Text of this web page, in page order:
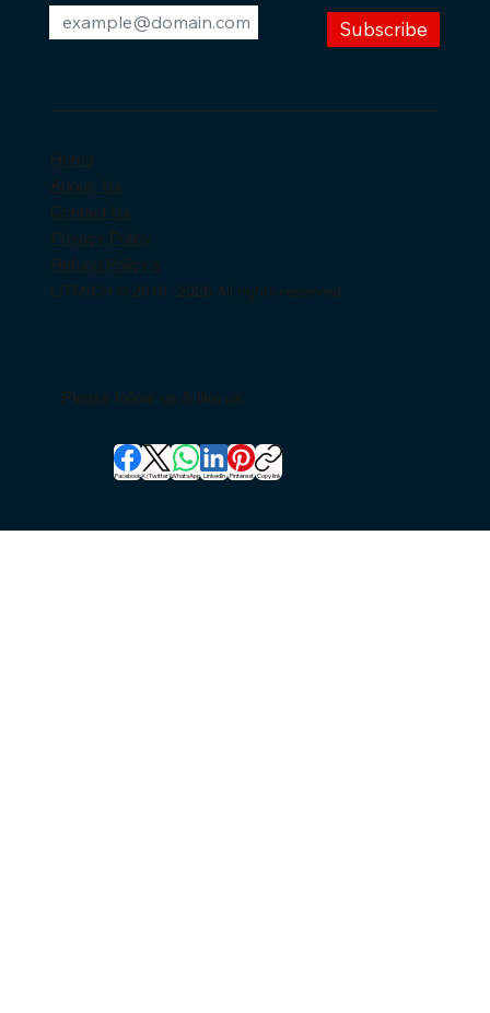
Subscribe
Home
About Us
Contact Us
Privacy Policy
Refund Policy's
LITMICH © 2018 -2026 All rights reserved
Please follow us & like us:
FacebookX (Twitter)WhatsApp LinkedIn Pinterest Copy link